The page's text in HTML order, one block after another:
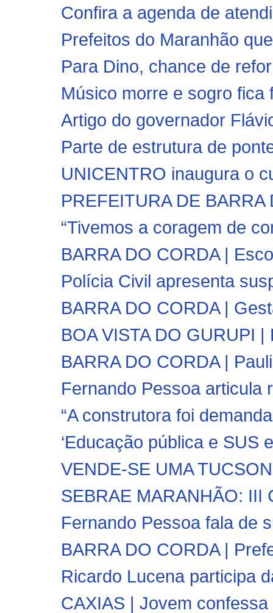
Confira a agenda de
Prefeitos do Maranhão
Para Dino, chance de
Músico morre e sogro fica
Artigo do governador
Parte de estrutura de
UNICENTRO inaugura o
PREFEITURA DE
“Tivemos a coragem de
BARRA DO CORDA |
Polícia Civil apresenta
BARRA DO CORDA |
BOA VISTA DO GURUPI
BARRA DO CORDA |
Fernando Pessoa articula
“A construtora foi
‘Educação pública e SUS
VENDE-SE UMA
SEBRAE MARANHÃO: III
Fernando Pessoa fala de
BARRA DO CORDA |
Ricardo Lucena participa
CAXIAS | Jovem